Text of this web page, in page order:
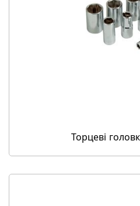
Торцеві